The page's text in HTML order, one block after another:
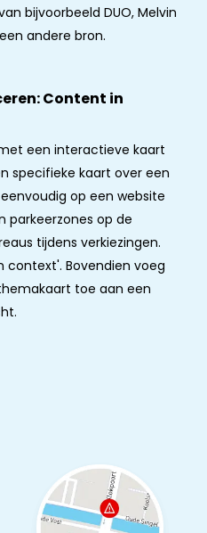
bijvoorbeeld DUO, Melvin
andere bron.
Content in
een interactieve kaart
specifieke kaart over een
op een website
parkeerzones op de
tijdens verkiezingen.
Bovendien voeg
toe aan een